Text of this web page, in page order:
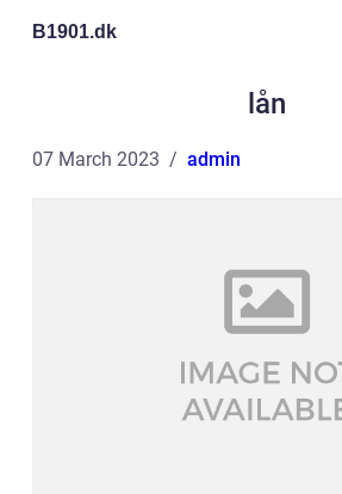
B1901.dk
lån
07 March 2023 admin